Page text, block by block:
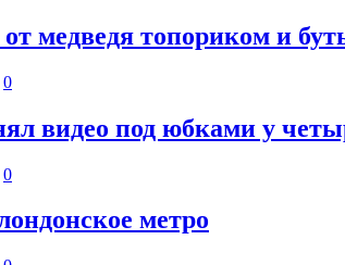
медведя топориком и
0
видео под юбками у
0
метро